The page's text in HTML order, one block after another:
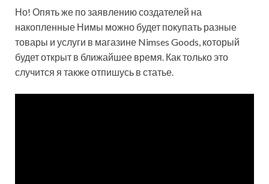
Но! Опять же по заявлению создателей на
накопленные Нимы можно будет покупать разные
товары и услуги в магазине Nimses Goods, который
будет открыт в ближайшее время. Как только это
случится я также отпишусь в статье.